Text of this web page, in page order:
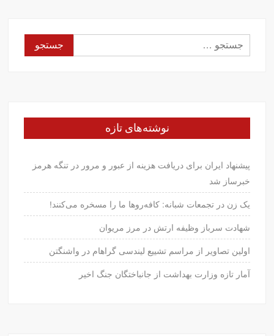
جستجو
برای:
نوشته‌های تازه
پیشنهاد ایران برای دریافت هزینه از عبور و مرور در تنگه هرمز
خبرساز شد
یک زن در تجمعات شبانه: کافه‌روها ما را مسخره می‌کنند!
شهادت سرباز وظیفه ارتش در مرز مریوان
اولین تصاویر از مراسم تشییع لیندسی گراهام در واشنگتن
آمار تازه وزارت بهداشت از جانباختگان جنگ اخیر